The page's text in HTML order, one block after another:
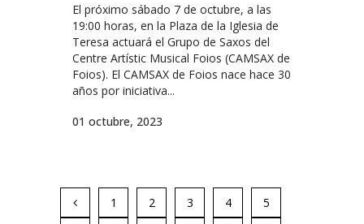
El próximo sábado 7 de octubre, a las
19:00 horas, en la Plaza de la Iglesia de
Teresa actuará el Grupo de Saxos del
Centre Artístic Musical Foios (CAMSAX de
Foios). El CAMSAX de Foios nace hace 30
años por iniciativa...
01 octubre, 2023
1 2 3 4
5